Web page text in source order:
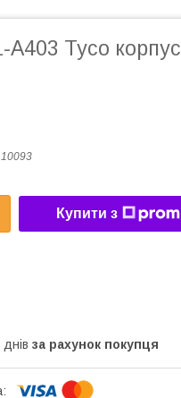
A403 Tyco корпус
10093
Купити з
за рахунок покупця